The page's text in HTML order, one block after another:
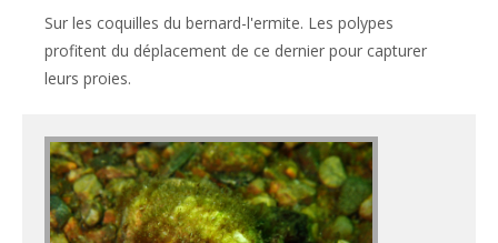
Sur les coquilles du bernard-l'ermite. Les polypes
profitent du déplacement de ce dernier pour capturer
leurs proies.